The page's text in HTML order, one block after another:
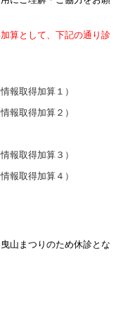
算として、下記の通り診
取得加算１）
報取得加算２）
取得加算３）
報取得加算４）
山まつりのため休診とな